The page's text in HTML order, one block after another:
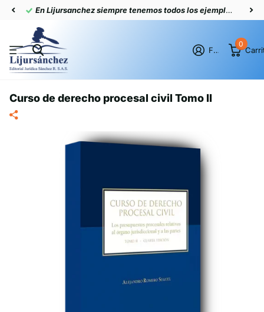
En Lijursanchez siempre tenemos todos los ejemplares actualizados
Firme en el registro
0
Curso de derecho procesal civil Tomo II